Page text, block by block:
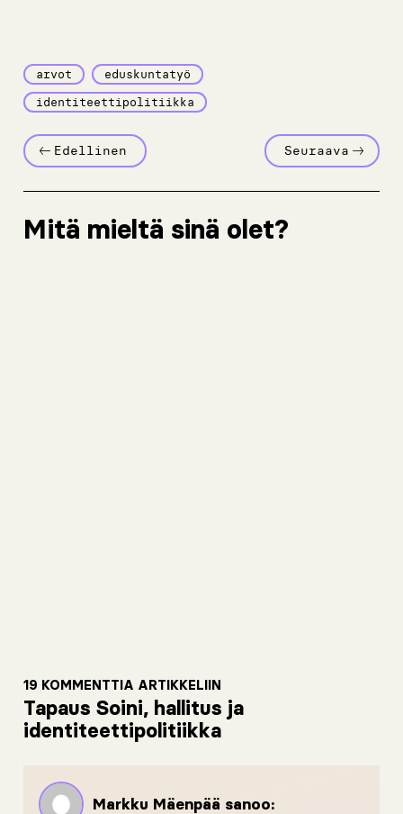
arvot eduskuntatyö
identiteettipolitiikka
Edellinen Seuraava
Mitä mieltä sinä olet?
19 KOMMENTTIA ARTIKKELIIN
Tapaus Soini, hallitus ja
identiteettipolitiikka
Markku Mäenpää sanoo: